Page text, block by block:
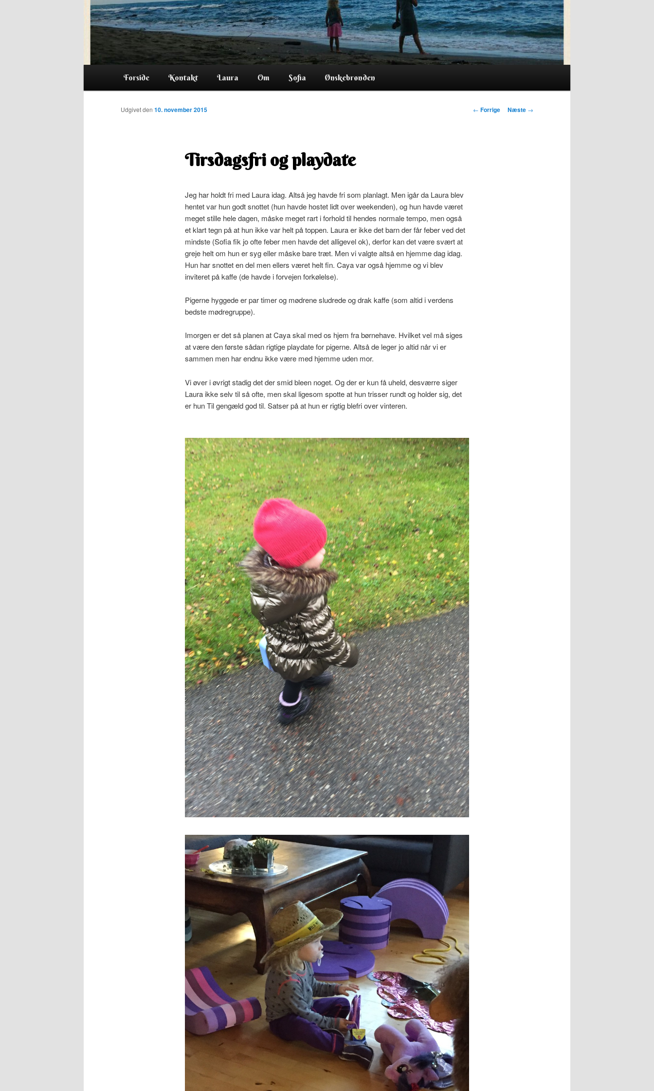
Forside Kontakt Laura Om Sofia Ønskebrønden
Indlægsnavigation
← Forrige Næste →
Tirsdagsfri og playdate
Udgivet den 10. november 2015
Jeg har holdt fri med Laura idag. Altså jeg havde fri som planlagt. Men igår da Laura blev
hentet var hun godt snottet (hun havde hostet lidt over weekenden), og hun havde været
meget stille hele dagen, måske meget rart i forhold til hendes normale tempo, men også
et klart tegn på at hun ikke var helt på toppen. Laura er ikke det barn der får feber ved det
mindste (Sofia fik jo ofte feber men havde det alligevel ok), derfor kan det være svært at
greje helt om hun er syg eller måske bare træt. Men vi valgte altså en hjemme dag idag.
Hun har snottet en del men ellers været helt fin. Caya var også hjemme og vi blev
inviteret på kaffe (de havde i forvejen forkølelse).
Pigerne hyggede er par timer og mødrene sludrede og drak kaffe (som altid i verdens
bedste mødregruppe).
Imorgen er det så planen at Caya skal med os hjem fra børnehave. Hvilket vel må siges
at være den første sådan rigtige playdate for pigerne. Altså de leger jo altid når vi er
sammen men har endnu ikke være med hjemme uden mor.
Vi øver i øvrigt stadig det der smid bleen noget. Og der er kun få uheld, desværre siger
Laura ikke selv til så ofte, men skal ligesom spotte at hun trisser rundt og holder sig, det
er hun Til gengæld god til. Satser på at hun er rigtig blefri over vinteren.